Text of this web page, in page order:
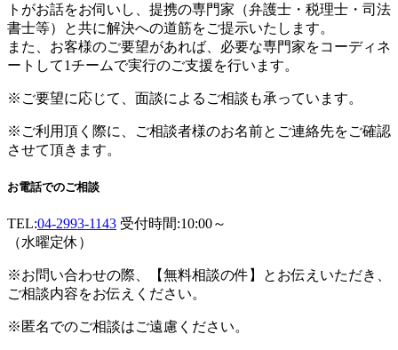
トがお話をお伺いし、提携の専門家（弁護士・税理士・司法
書士等）と共に解決への道筋をご提示いたします。
また、お客様のご要望があれば、必要な専門家をコーディネ
ートして1チームで実行のご支援を行います。
※ご要望に応じて、面談によるご相談も承っています。
※ご利用頂く際に、ご相談者様のお名前とご連絡先をご確認
させて頂きます。
お電話でのご相談
TEL:04-2993-1143 受付時間:10:00～
（水曜定休）
※お問い合わせの際、【無料相談の件】とお伝えいただき、
ご相談内容をお伝えください。
※匿名でのご相談はご遠慮ください。